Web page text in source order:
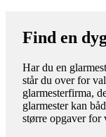
Find en
Har du en
står du over for
glarmesterfirma,
glarmester kan
større opgaver for